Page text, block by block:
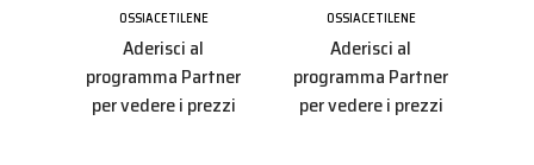
OSSIACETILENE
Aderisci al
programma Partner
per vedere i prezzi
OSSIACETILENE
Aderisci al
programma Partner
per vedere i prezzi